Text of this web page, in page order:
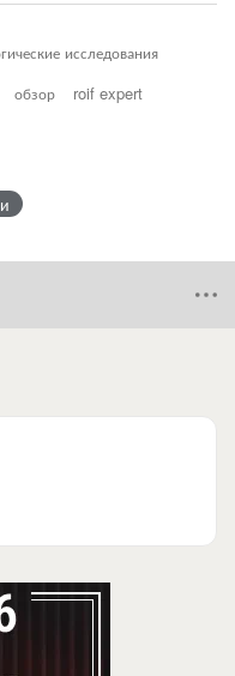
исследования
обзор
roif expert